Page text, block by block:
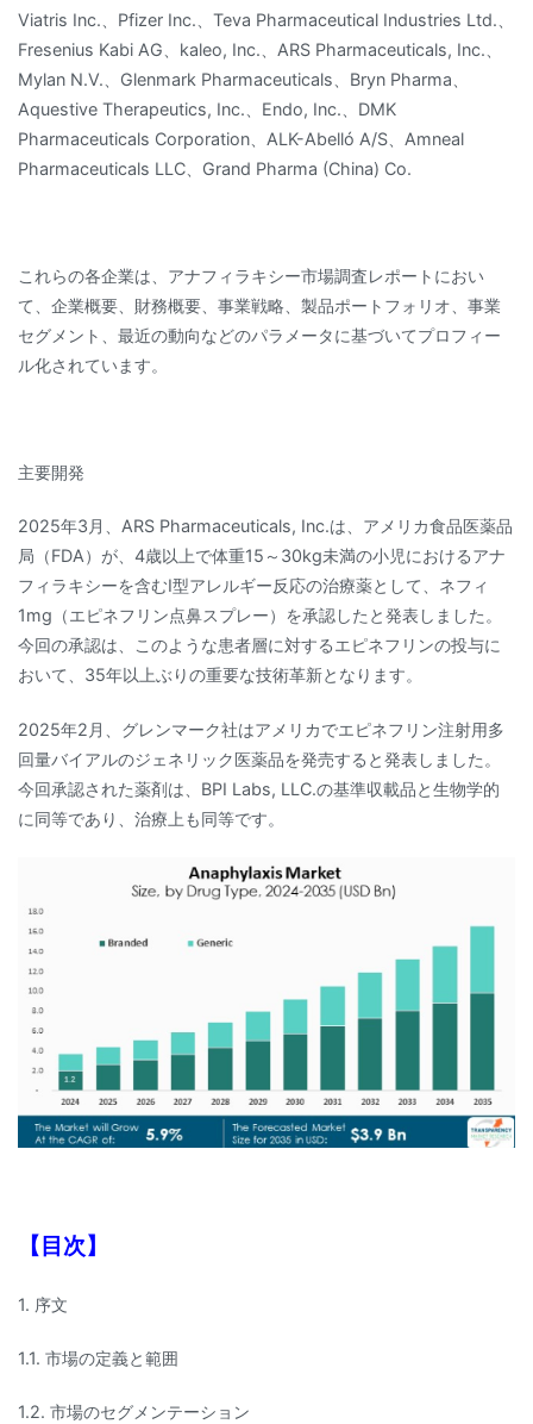
Viatris Inc.、Pfizer Inc.、Teva Pharmaceutical Industries Ltd.、
Fresenius Kabi AG、kaleo, Inc.、ARS Pharmaceuticals, Inc.、
Mylan N.V.、Glenmark Pharmaceuticals、Bryn Pharma、
Aquestive Therapeutics, Inc.、Endo, Inc.、DMK
Pharmaceuticals Corporation、ALK-Abelló A/S、Amneal
Pharmaceuticals LLC、Grand Pharma (China) Co.
これらの各企業は、アナフィラキシー市場調査レポートにおい
て、企業概要、財務概要、事業戦略、製品ポートフォリオ、事業
セグメント、最近の動向などのパラメータに基づいてプロフィー
ル化されています。
主要開発
2025年3月、ARS Pharmaceuticals, Inc.は、アメリカ食品医薬品
局（FDA）が、4歳以上で体重15～30kg未満の小児におけるアナ
フィラキシーを含むI型アレルギー反応の治療薬として、ネフィ
1mg（エピネフリン点鼻スプレー）を承認したと発表しました。
今回の承認は、このような患者層に対するエピネフリンの投与に
おいて、35年以上ぶりの重要な技術革新となります。
2025年2月、グレンマーク社はアメリカでエピネフリン注射用多
回量バイアルのジェネリック医薬品を発売すると発表しました。
今回承認された薬剤は、BPI Labs, LLC.の基準収載品と生物学的
に同等であり、治療上も同等です。
【目次】
1. 序文
1.1. 市場の定義と範囲
1.2. 市場のセグメンテーション